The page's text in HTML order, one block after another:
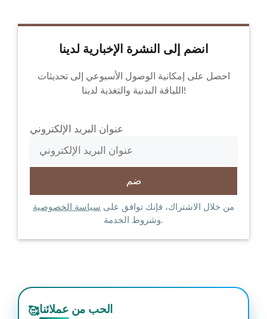
انضم إلى النشرة الإخبارية لدينا
احصل على إمكانية الوصول الأسبوعي إلى تحديثات
اللياقة البدنية والتغذية لدينا!
عنوان البريد الإلكتروني
من خلال الاشتراك، فإنك توافق على سياسة الخصوصية
وشروط الخدمة.
🥰الحب من عملائنا